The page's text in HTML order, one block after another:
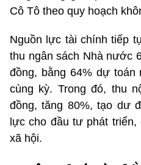
Cô Tô theo quy hoạch
Nguồn lực tài chính tiếp
thu ngân sách Nhà nước
đồng, bằng 64% dự
cùng kỳ. Trong đó, thu
đồng, tăng 80%, tạo dư
lực cho đầu tư phát
xã hội.